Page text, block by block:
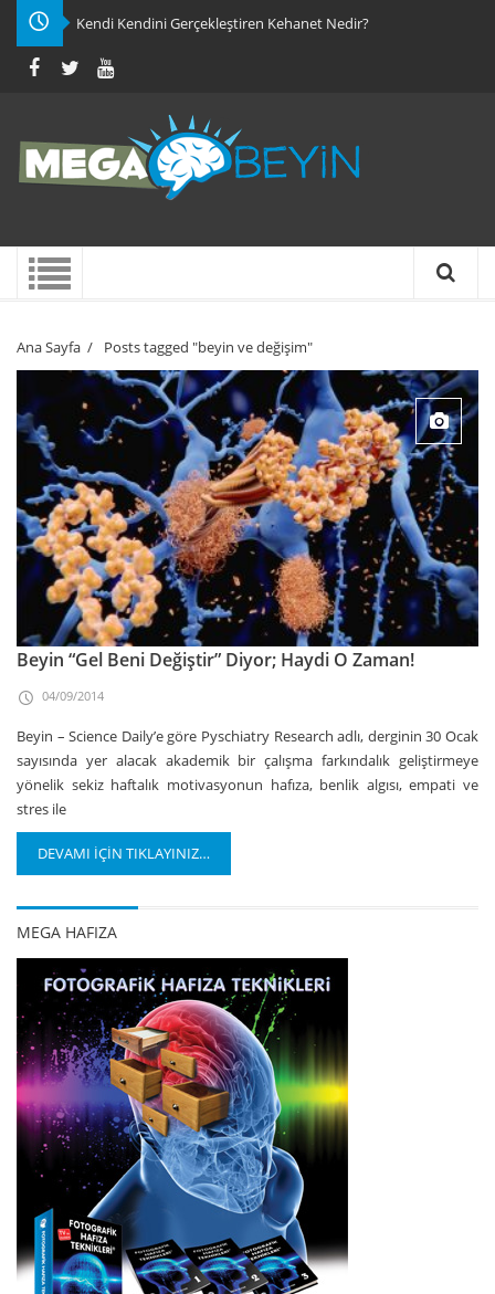
Kendi Kendini Gerçekleştiren Kehanet Nedir?
Ana Sayfa / Posts tagged "beyin ve değişim"
Beyin “Gel Beni Değiştir” Diyor; Haydi O Zaman!
04/09/2014
Beyin – Science Daily’e göre Pyschiatry Research adlı, derginin 30 Ocak
sayısında yer alacak akademik bir çalışma farkındalık geliştirmeye
yönelik sekiz haftalık motivasyonun hafıza, benlik algısı, empati ve
stres ile
DEVAMI İÇİN TIKLAYINIZ…
MEGA HAFIZA